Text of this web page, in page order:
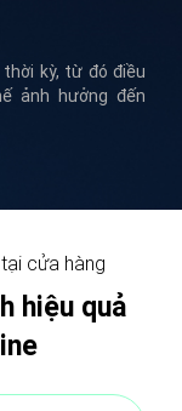
kỳ, từ đó điều
ảnh hưởng đến
cửa hàng
hiệu quả